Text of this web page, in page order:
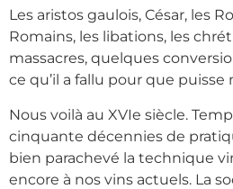
Les aristos gaulois, César, les
Romains, les libations, les
massacres, quelques
ce qu’il a fallu pour que puisse
Nous voilà au XVIe siècle.
cinquante décennies de
bien parachevé la technique
encore à nos vins actuels. La